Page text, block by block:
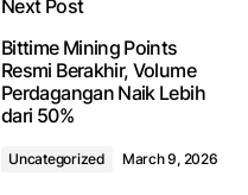
Next Post
Bittime Mining Points
Resmi Berakhir, Volume
Perdagangan Naik Lebih
dari 50%
Uncategorized March 9, 2026